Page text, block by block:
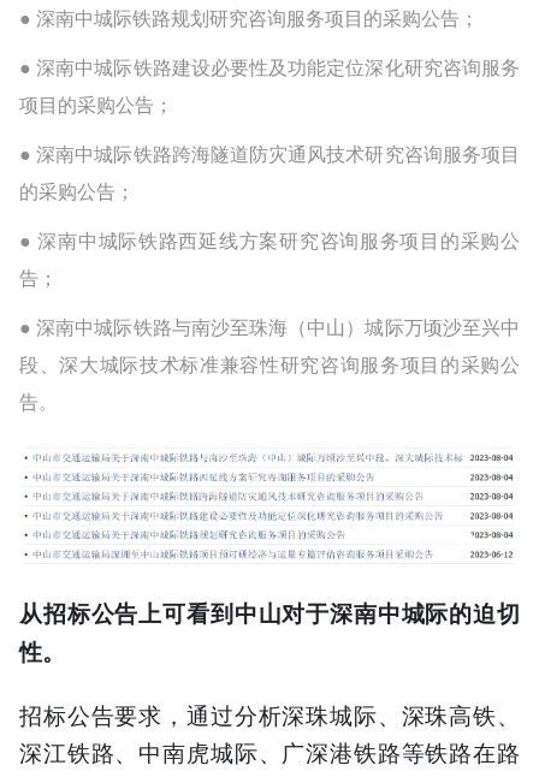
● 深南中城际铁路规划研究咨询服务项目的采购公告；
● 深南中城际铁路建设必要性及功能定位深化研究咨询服务
项目的采购公告；
● 深南中城际铁路跨海隧道防灾通风技术研究咨询服务项目
的采购公告；
● 深南中城际铁路西延线方案研究咨询服务项目的采购公
告；
● 深南中城际铁路与南沙至珠海（中山）城际万顷沙至兴中
段、深大城际技术标准兼容性研究咨询服务项目的采购公
告。
从招标公告上可看到中山对于深南中城际的迫切
性。
招标公告要求，通过分析深珠城际、深珠高铁、
深江铁路、中南虎城际、广深港铁路等铁路在路